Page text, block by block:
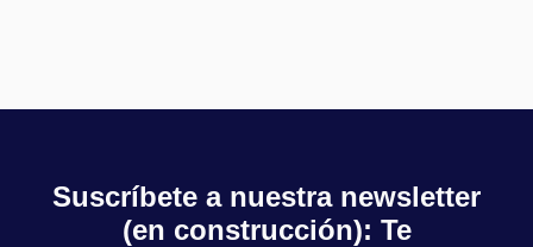
Suscríbete a nuestra newsletter
(en construcción): Te